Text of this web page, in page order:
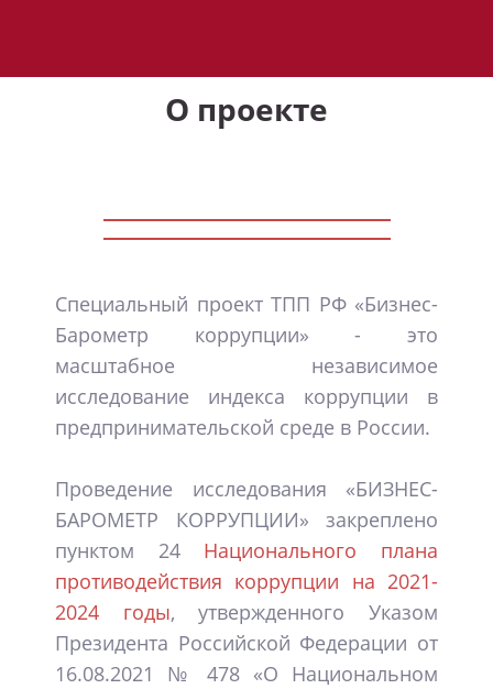
О проекте
Cпециальный проект ТПП РФ «Бизнес-
Барометр коррупции» - это
масштабное независимое
исследование индекса коррупции в
предпринимательской среде в России.
Проведение исследования «БИЗНЕС-
БАРОМЕТР КОРРУПЦИИ» закреплено
пунктом 24 Национального плана
противодействия коррупции на 2021-
2024 годы, утвержденного Указом
Президента Российской Федерации от
16.08.2021 № 478 «О Национальном